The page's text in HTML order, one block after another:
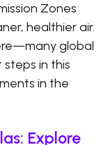
Zones
healthier air.
global
in this
in the
Explore